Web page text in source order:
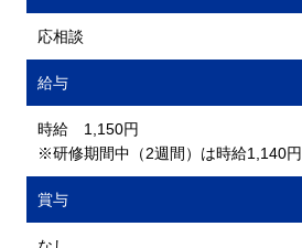
応相談
給与
時給 1,150円
※研修期間中（2週間）は時給1,140円
賞与